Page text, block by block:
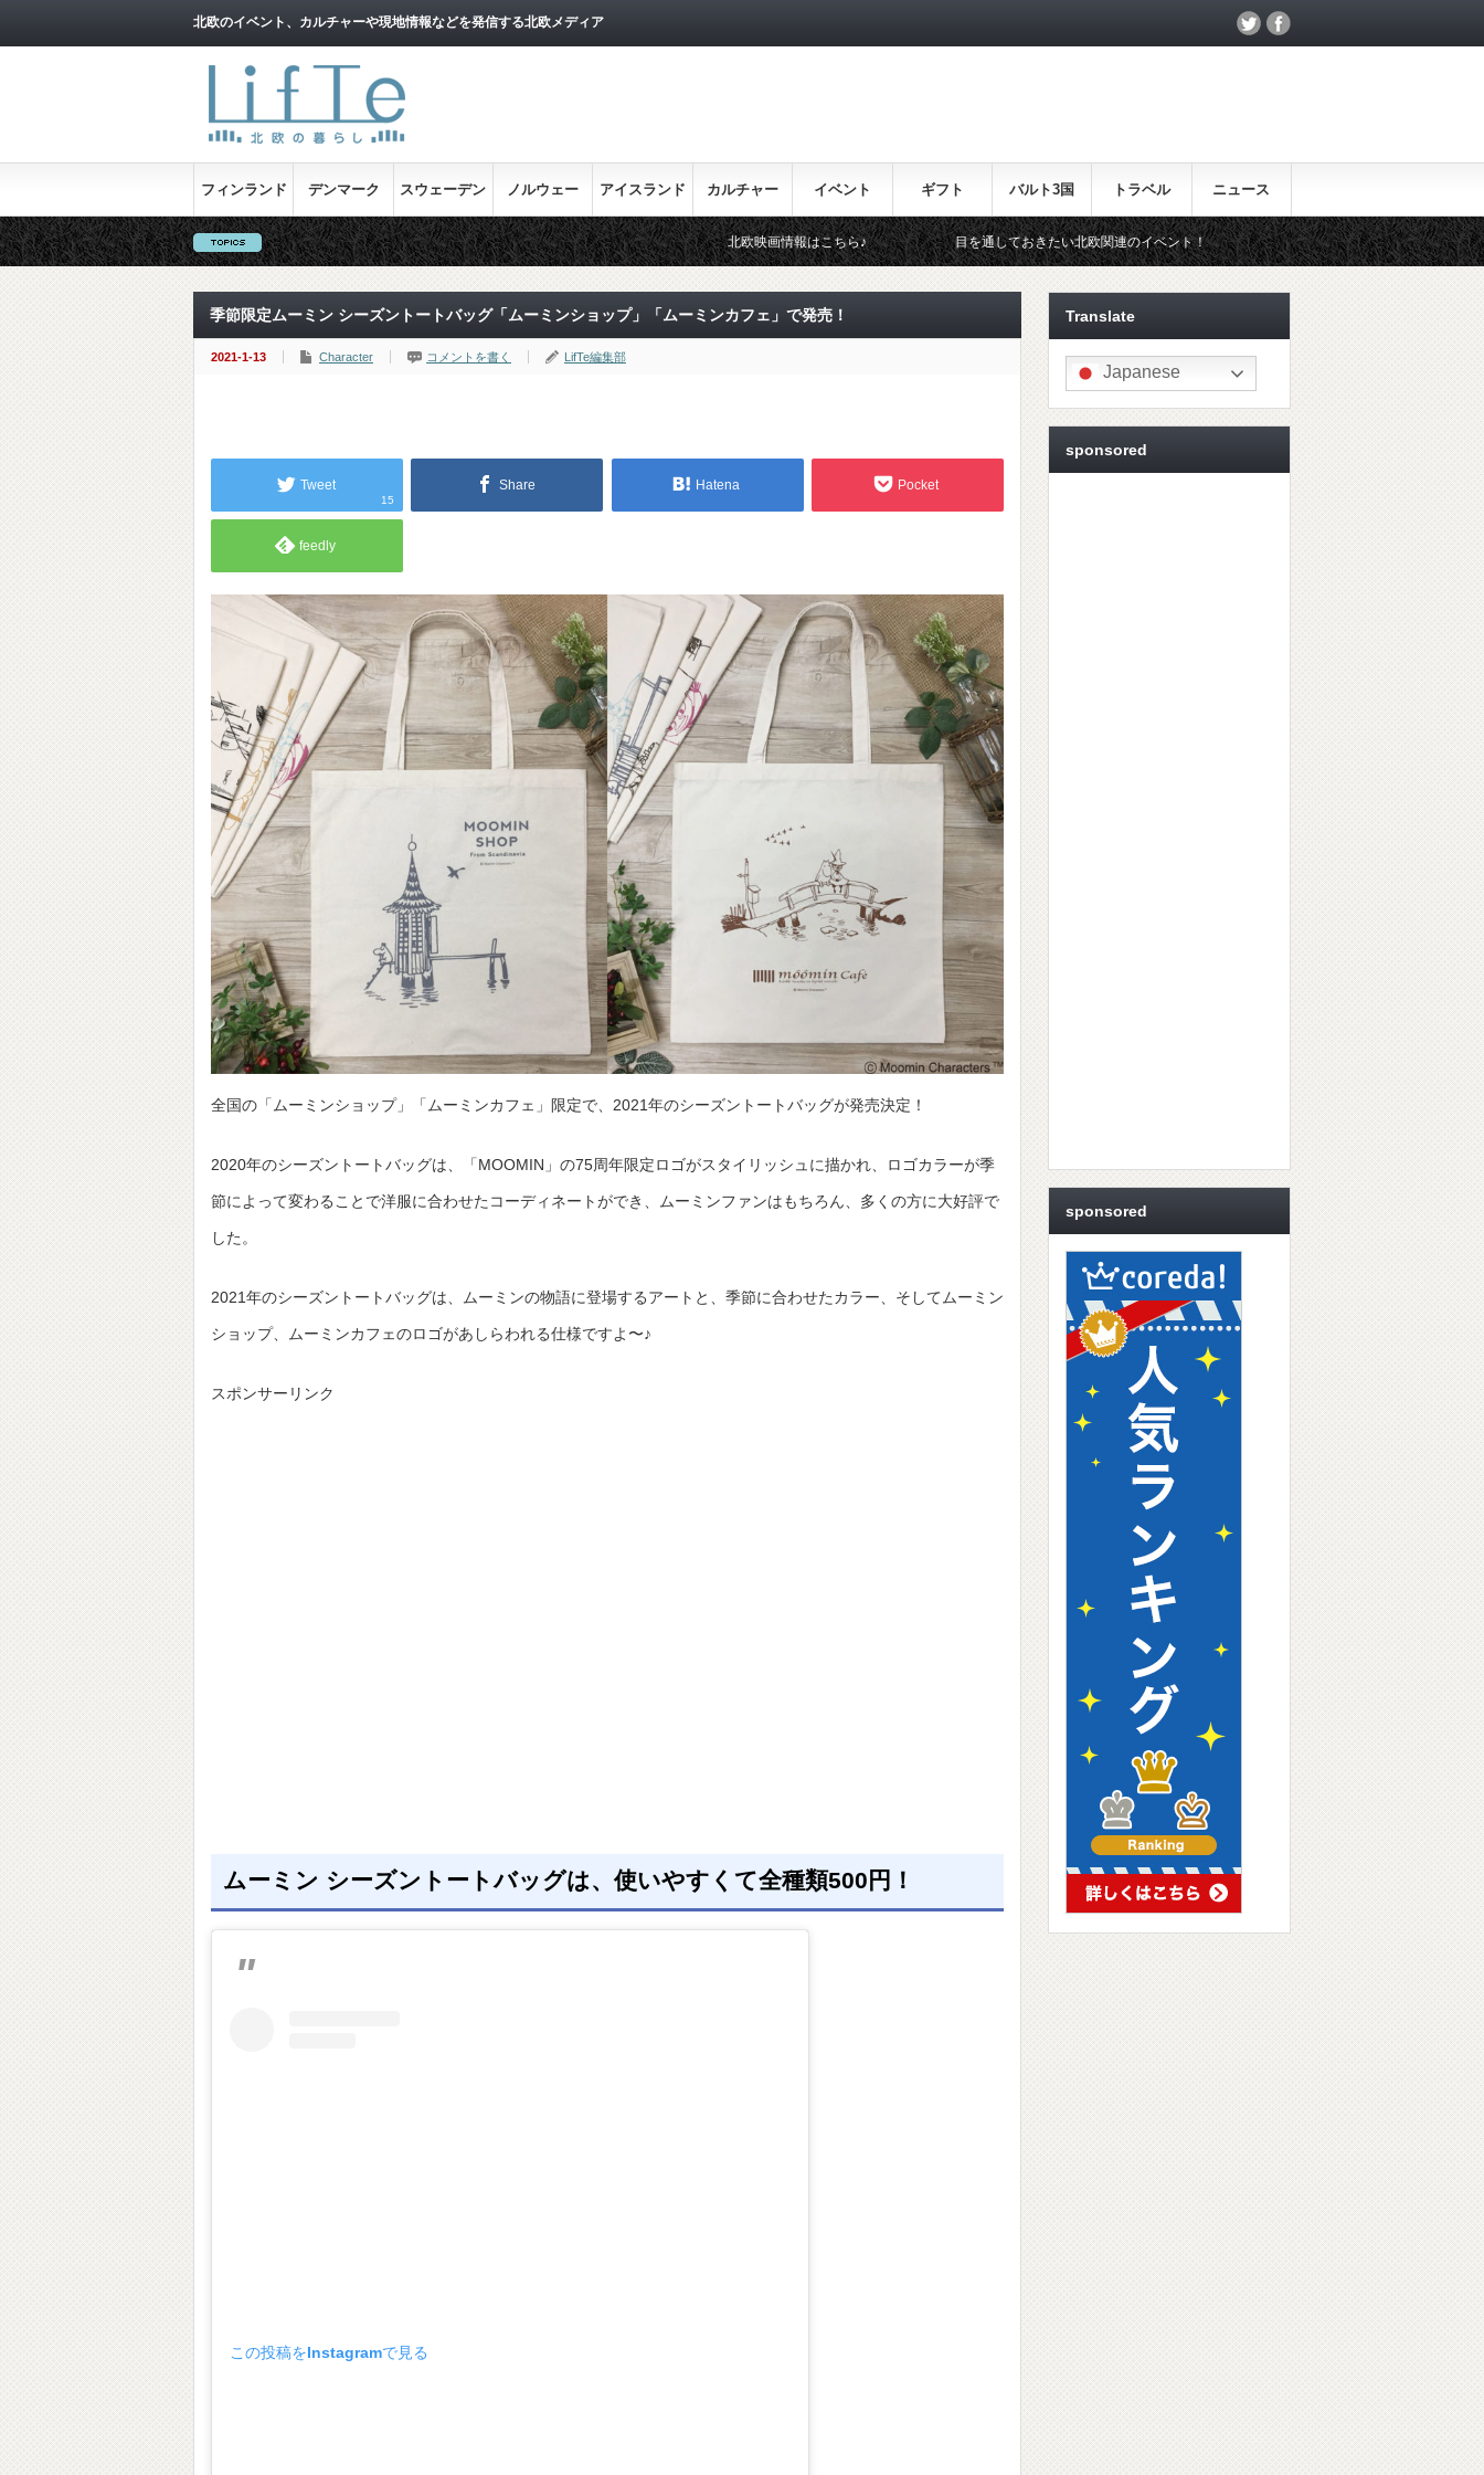
北欧のイベント、カルチャーや現地情報などを発信する北欧メディア
フィンランド デンマーク スウェーデン ノルウェー アイスランド カルチャー イベント ギフト バルト3国 トラベル ニュース
北欧映画情報はこちら♪ 目を通しておきたい北欧関連のイベント！ 北欧らしいギフトをお探しの方はこちら♪
季節限定ムーミン シーズントートバッグ「ムーミンショップ」「ムーミンカフェ」で発売！
2021-1-13 Character コメントを書く LifTe編集部
Tweet
15
Share Hatena Pocket
feedly
全国の「ムーミンショップ」「ムーミンカフェ」限定で、2021年のシーズントートバッグが発売決定！
2020年のシーズントートバッグは、「MOOMIN」の75周年限定ロゴがスタイリッシュに描かれ、ロゴカラーが季
節によって変わることで洋服に合わせたコーディネートができ、ムーミンファンはもちろん、多くの方に大好評で
した。
2021年のシーズントートバッグは、ムーミンの物語に登場するアートと、季節に合わせたカラー、そしてムーミン
ショップ、ムーミンカフェのロゴがあしらわれる仕様ですよ〜♪
スポンサーリンク
ムーミン シーズントートバッグは、使いやすくて全種類500円！
この投稿をInstagramで見る
Translate
Japanese
sponsored
sponsored